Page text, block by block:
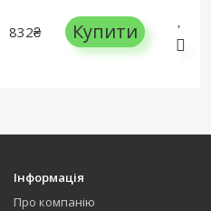
832₴ Купити
Інформація
Про компанію